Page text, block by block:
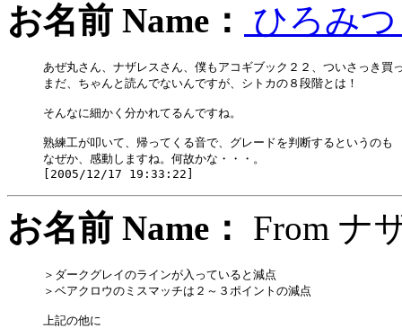
お名前 Name： ひろみ
あぜ丸さん、ナザレスさん、僕もアコギブック２２、ついさっき買
まだ、ちゃんと読んでないんですが、シトカの８段階とは！
そんなに細かく分かれてるんですね。
熟練工が叩いて、帰ってくる音で、グレードを判断するというのも
なぜか、感動しますね。何故かな・・・。
お名前 Name： From
＞ダークグレイのラインが入っていると減点
＞ベアクロウのミスマッチは２～３ポイントの減点
上記の他に